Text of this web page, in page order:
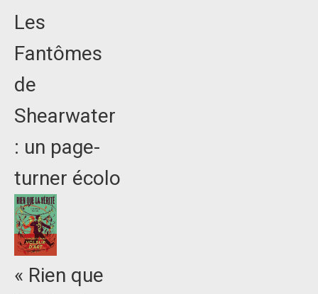
Les
Fantômes
de
Shearwater
: un page-
turner écolo
« Rien que